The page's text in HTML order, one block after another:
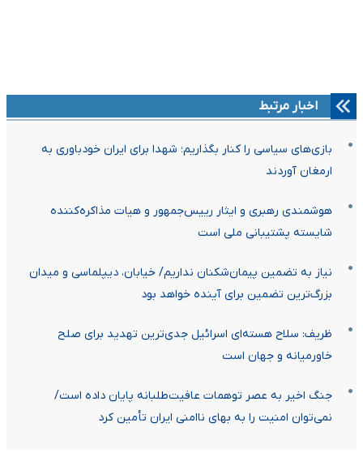
اخبار مرتبط
بازی‌های سیاسی را کنار بگذاریم؛ شهدا برای ایران خودباوری به
ارمغان آوردند
هوشمندی رهبری و ایثار رییس‌جمهور و هیات مذاکره‌کننده
شایسته پشتیبانی ملی است
نیاز به تضمین پیمان‌شکنان نداریم/ خیابان، دیپلماسی و میدان
بزرگ‌ترین تضمین برای آینده خواهد بود
ظریف: سلاح هسته‌ای اسرائیل جدی‌ترین تهدید برای صلح
خاورمیانه و جهان است
جنگ اخیر به عصر توهمات عافیت‌طلبانه پایان داده است/
نمی‌توان امنیت را به بهای ناامنی ایران تأمین کرد